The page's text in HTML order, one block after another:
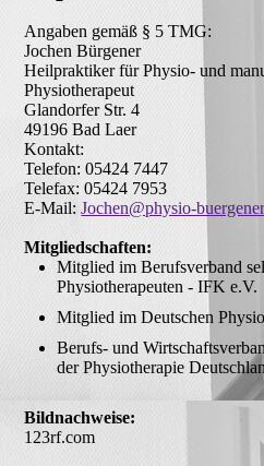
Angaben gemäß § 5 TMG:
Jochen Bürgener
Heilpraktiker für Physio- und
Physiotherapeut
Glandorfer Str. 4
49196 Bad Laer
Kontakt:
Telefon: 05424 7447
Telefax: 05424 7953
E-Mail:Jochen@physio-
Mitgliedschaften:
Mitglied im Berufsverband
Physiotherapeuten - IFK e.V.
Mitglied im Deutschen
Berufs- und
der Physiotherapie
Bildnachweise:
123rf.com